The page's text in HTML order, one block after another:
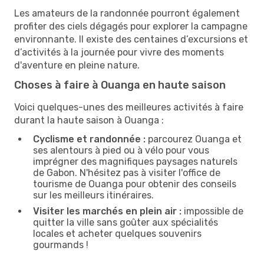
Les amateurs de la randonnée pourront également
profiter des ciels dégagés pour explorer la campagne
environnante. Il existe des centaines d’excursions et
d’activités à la journée pour vivre des moments
d'aventure en pleine nature.
Choses à faire à Ouanga en haute saison
Voici quelques-unes des meilleures activités à faire
durant la haute saison à Ouanga :
Cyclisme et randonnée : parcourez Ouanga et
ses alentours à pied ou à vélo pour vous
imprégner des magnifiques paysages naturels
de Gabon. N'hésitez pas à visiter l'office de
tourisme de Ouanga pour obtenir des conseils
sur les meilleurs itinéraires.
Visiter les marchés en plein air : impossible de
quitter la ville sans goûter aux spécialités
locales et acheter quelques souvenirs
gourmands !